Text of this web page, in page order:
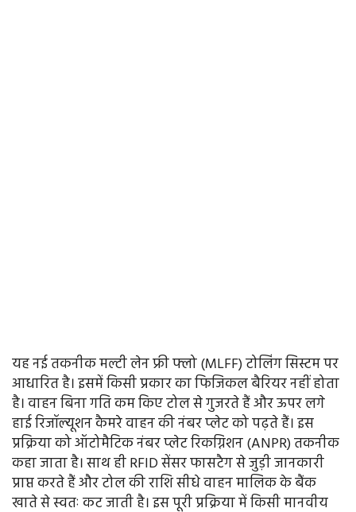
यह नई तकनीक मल्टी लेन फ्री फ्लो (MLFF) टोलिंग सिस्टम पर
आधारित है। इसमें किसी प्रकार का फिजिकल बैरियर नहीं होता
है। वाहन बिना गति कम किए टोल से गुजरते हैं और ऊपर लगे
हाई रिजॉल्यूशन कैमरे वाहन की नंबर प्लेट को पढ़ते हैं। इस
प्रक्रिया को ऑटोमैटिक नंबर प्लेट रिकग्निशन (ANPR) तकनीक
कहा जाता है। साथ ही RFID सेंसर फासटैग से जुड़ी जानकारी
प्राप्त करते हैं और टोल की राशि सीधे वाहन मालिक के बैंक
खाते से स्वतः कट जाती है। इस पूरी प्रक्रिया में किसी मानवीय